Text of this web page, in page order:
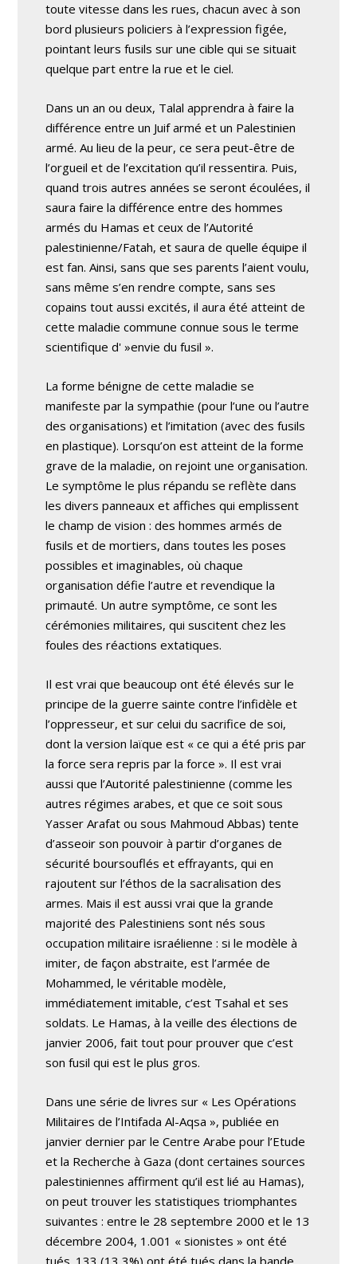
toute vitesse dans les rues, chacun avec à son
bord plusieurs policiers à l’expression figée,
pointant leurs fusils sur une cible qui se situait
quelque part entre la rue et le ciel.
Dans un an ou deux, Talal apprendra à faire la
différence entre un Juif armé et un Palestinien
armé. Au lieu de la peur, ce sera peut-être de
l’orgueil et de l’excitation qu’il ressentira. Puis,
quand trois autres années se seront écoulées, il
saura faire la différence entre des hommes
armés du Hamas et ceux de l’Autorité
palestinienne/Fatah, et saura de quelle équipe il
est fan. Ainsi, sans que ses parents l’aient voulu,
sans même s’en rendre compte, sans ses
copains tout aussi excités, il aura été atteint de
cette maladie commune connue sous le terme
scientifique d' »envie du fusil ».
La forme bénigne de cette maladie se
manifeste par la sympathie (pour l’une ou l’autre
des organisations) et l’imitation (avec des fusils
en plastique). Lorsqu’on est atteint de la forme
grave de la maladie, on rejoint une organisation.
Le symptôme le plus répandu se reflète dans
les divers panneaux et affiches qui emplissent
le champ de vision : des hommes armés de
fusils et de mortiers, dans toutes les poses
possibles et imaginables, où chaque
organisation défie l’autre et revendique la
primauté. Un autre symptôme, ce sont les
cérémonies militaires, qui suscitent chez les
foules des réactions extatiques.
Il est vrai que beaucoup ont été élevés sur le
principe de la guerre sainte contre l’infidèle et
l’oppresseur, et sur celui du sacrifice de soi,
dont la version laïque est « ce qui a été pris par
la force sera repris par la force ». Il est vrai
aussi que l’Autorité palestinienne (comme les
autres régimes arabes, et que ce soit sous
Yasser Arafat ou sous Mahmoud Abbas) tente
d’asseoir son pouvoir à partir d’organes de
sécurité boursouflés et effrayants, qui en
rajoutent sur l’éthos de la sacralisation des
armes. Mais il est aussi vrai que la grande
majorité des Palestiniens sont nés sous
occupation militaire israélienne : si le modèle à
imiter, de façon abstraite, est l’armée de
Mohammed, le véritable modèle,
immédiatement imitable, c’est Tsahal et ses
soldats. Le Hamas, à la veille des élections de
janvier 2006, fait tout pour prouver que c’est
son fusil qui est le plus gros.
Dans une série de livres sur « Les Opérations
Militaires de l’Intifada Al-Aqsa », publiée en
janvier dernier par le Centre Arabe pour l’Etude
et la Recherche à Gaza (dont certaines sources
palestiniennes affirment qu’il est lié au Hamas),
on peut trouver les statistiques triomphantes
suivantes : entre le 28 septembre 2000 et le 13
décembre 2004, 1.001 « sionistes » ont été
tués. 133 (13,3%) ont été tués dans la bande